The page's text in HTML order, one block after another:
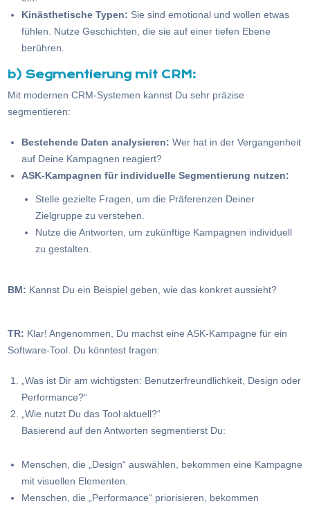
Kinästhetische Typen: Sie sind emotional und wollen etwas
fühlen. Nutze Geschichten, die sie auf einer tiefen Ebene
berühren.
b) Segmentierung mit CRM:
Mit modernen CRM-Systemen kannst Du sehr präzise
segmentieren:
Bestehende Daten analysieren: Wer hat in der Vergangenheit
auf Deine Kampagnen reagiert?
ASK-Kampagnen für individuelle Segmentierung nutzen:
Stelle gezielte Fragen, um die Präferenzen Deiner
Zielgruppe zu verstehen.
Nutze die Antworten, um zukünftige Kampagnen individuell
zu gestalten.
BM: Kannst Du ein Beispiel geben, wie das konkret aussieht?
TR: Klar! Angenommen, Du machst eine ASK-Kampagne für ein
Software-Tool. Du könntest fragen:
„Was ist Dir am wichtigsten: Benutzerfreundlichkeit, Design oder
Performance?“
„Wie nutzt Du das Tool aktuell?“
Basierend auf den Antworten segmentierst Du:
Menschen, die „Design“ auswählen, bekommen eine Kampagne
mit visuellen Elementen.
Menschen, die „Performance“ priorisieren, bekommen